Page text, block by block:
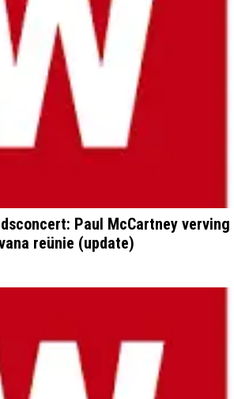
Paul McCartney verving
reünie (update)